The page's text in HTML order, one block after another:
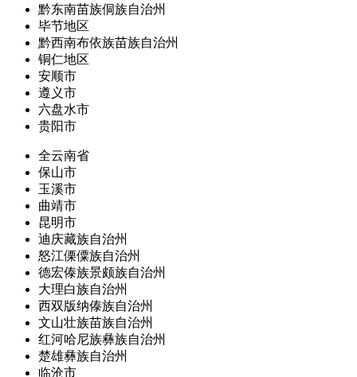
黔东南苗族侗族自治州
毕节地区
黔西南布依族苗族自治州
铜仁地区
安顺市
遵义市
六盘水市
贵阳市
全云南省
保山市
玉溪市
曲靖市
昆明市
迪庆藏族自治州
怒江傈僳族自治州
德宏傣族景颇族自治州
大理白族自治州
西双版纳傣族自治州
文山壮族苗族自治州
红河哈尼族彝族自治州
楚雄彝族自治州
临沧市